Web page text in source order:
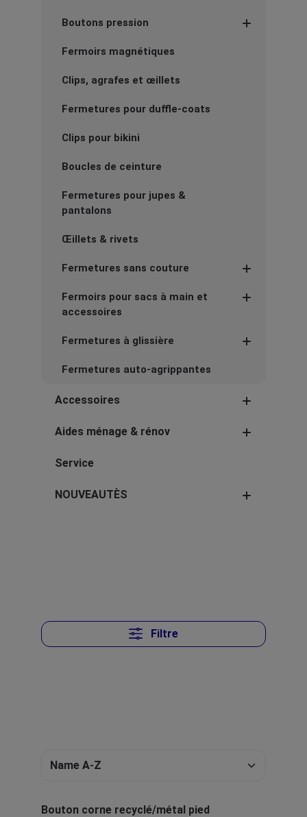
Boutons pression
Fermoirs magnétiques
Clips, agrafes et œillets
Fermetures pour duffle-coats
Clips pour bikini
Boucles de ceinture
Fermetures pour jupes &
pantalons
Œillets & rivets
Fermetures sans couture
Fermoirs pour sacs à main et
accessoires
Fermetures à glissière
Fermetures auto-agrippantes
Accessoires
Aides ménage & rénov
Service
NOUVEAUTÈS
Filtre
Bouton corne recyclé/métal pied